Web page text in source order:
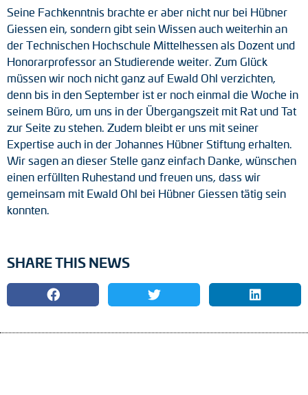
Seine Fachkenntnis brachte er aber nicht nur bei Hübner
Giessen ein, sondern gibt sein Wissen auch weiterhin an
der Technischen Hochschule Mittelhessen als Dozent und
Honorarprofessor an Studierende weiter. Zum Glück
müssen wir noch nicht ganz auf Ewald Ohl verzichten,
denn bis in den September ist er noch einmal die Woche in
seinem Büro, um uns in der Übergangszeit mit Rat und Tat
zur Seite zu stehen. Zudem bleibt er uns mit seiner
Expertise auch in der Johannes Hübner Stiftung erhalten.
Wir sagen an dieser Stelle ganz einfach Danke, wünschen
einen erfüllten Ruhestand und freuen uns, dass wir
gemeinsam mit Ewald Ohl bei Hübner Giessen tätig sein
konnten.
SHARE THIS NEWS